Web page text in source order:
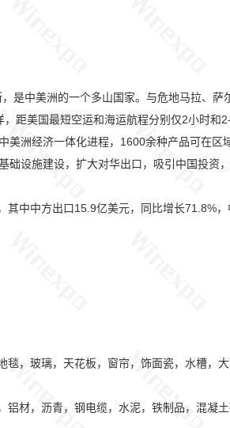
中美洲的一个多山国家。与危地马拉、萨
距美国最短空运和海运航程分别仅2小时
洲经济一体化进程，1600余种产品可在
设施建设，扩大对华出口，吸引中国投资
中方出口15.9亿美元，同比增长71.8%
，玻璃，天花板，窗帘，饰面瓷，水槽，
材，沥青，钢电缆，水泥，铁制品，混凝